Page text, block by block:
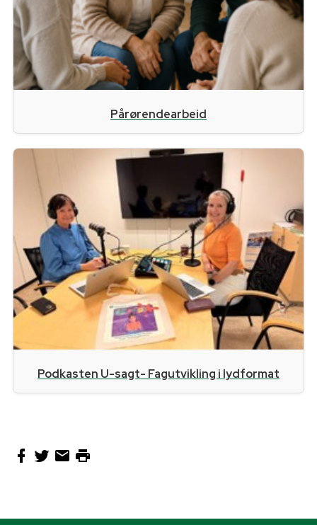
Pårørendearbeid
Podkasten U-sagt- Fagutvikling i lydformat